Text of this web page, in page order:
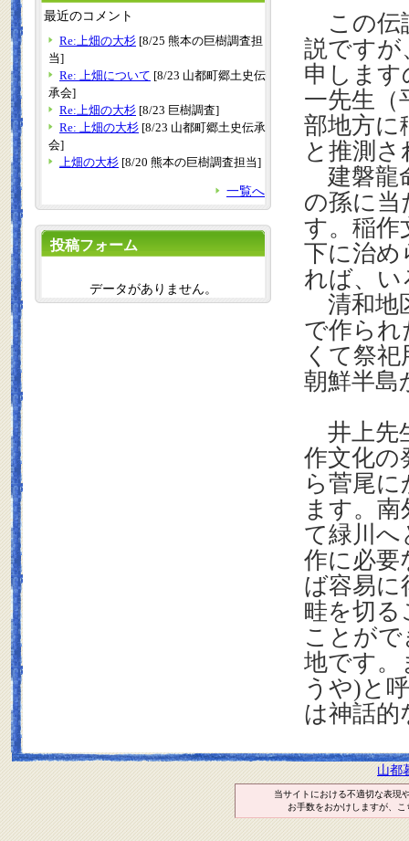
この伝
説ですが
申します
一先生（
部地方に
と推測
建磐龍
の孫に当
す。稲作
下に治め
れば、
清和地
で作ら
くて祭
朝鮮半島
井上先
作文化の
ら菅尾
ます。
て緑川へ
作に必要
ば容易に
畦を切る
ことが
地です。
うや)と
は神話的
最近のコメント
Re:上畑の大杉 [8/25 熊本の巨樹調査担
当]
Re: 上畑について [8/23 山都町郷土史伝
承会]
Re:上畑の大杉 [8/23 巨樹調査]
Re: 上畑の大杉 [8/23 山都町郷土史伝承
会]
上畑の大杉 [8/20 熊本の巨樹調査担当]
一覧へ
投稿フォーム
データがありません。
山都
当サイトにおける不適切な表現
お手数をおかけしますが、こ